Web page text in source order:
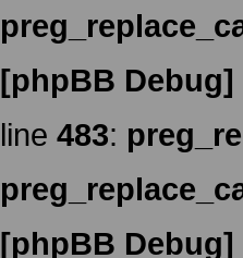
[phpBB Debug]
line 483:
[phpBB Debug]